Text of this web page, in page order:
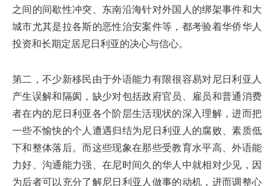
之间的间歇性冲突、东南沿海针对外国人的绑架事件和大
城市尤其是拉各斯的恶性治安案件等，都考验着华侨华人
投资和长期定居尼日利亚的决心与信心。
第二，不少新移民由于外语能力有限很容易对尼日利亚人
产生误解和隔阂，缺少对包括政府官员、雇员和普通消费
者在内的尼日利亚各个阶层生活现状的深入理解，进而把
一些不愉快的个人遭遇归结为尼日利亚人的腐败、素质低
下和整体落后。而这些现象在那些受教育水平高、外语能
力好、沟通能力强、在尼时间久的华人中就相对少见，因
为后者可以充分了解尼日利亚人做事的动机，进而调整心